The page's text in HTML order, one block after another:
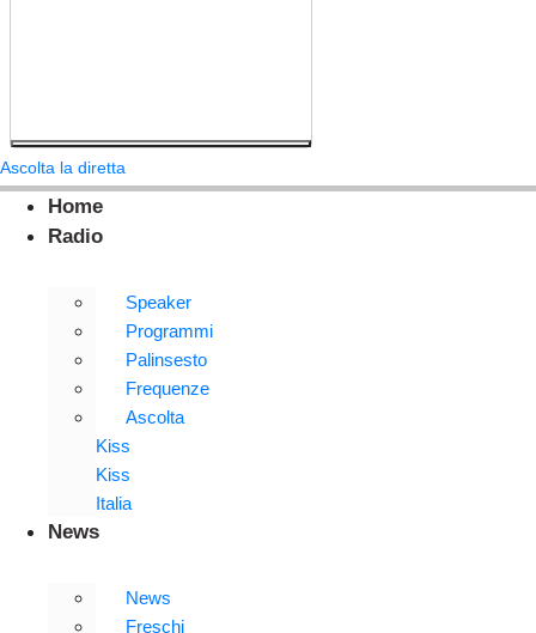
Ascolta la diretta
Home
Radio
Speaker
Programmi
Palinsesto
Frequenze
Ascolta
Kiss
Kiss
Italia
News
News
Freschi